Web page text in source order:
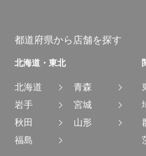
都道府県から店舗を探す
北海道・東北
北海道
青森
岩手
宮城
秋田
山形
福島